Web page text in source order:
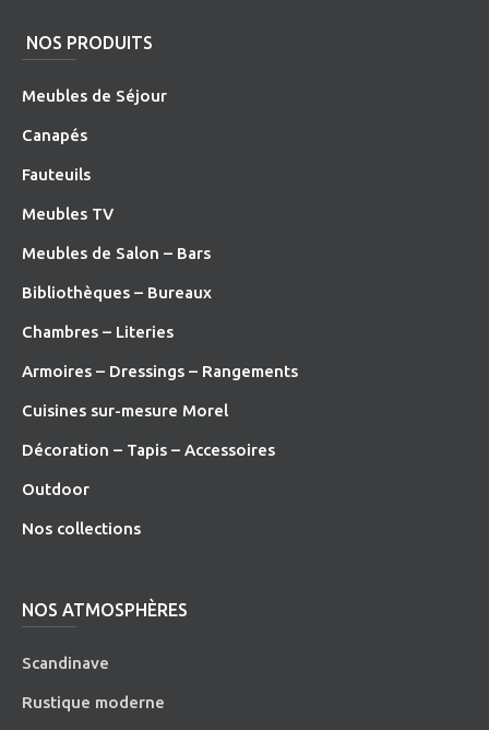
NOS PRODUITS
Meubles de Séjour
Canapés
Fauteuils
Meubles TV
Meubles de Salon – Bars
Bibliothèques – Bureaux
Chambres – Literies
Armoires – Dressings – Rangements
Cuisines sur-mesure Morel
Décoration – Tapis – Accessoires
Outdoor
Nos collections
NOS ATMOSPHÈRES
Scandinave
Rustique moderne